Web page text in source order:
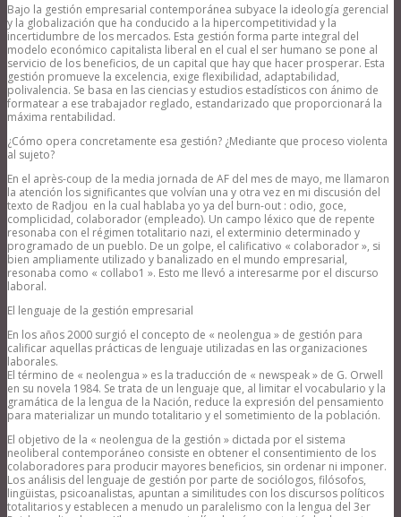
Bajo la gestión empresarial contemporánea subyace la ideología gerencial
y la globalización que ha conducido a la hipercompetitividad y la
incertidumbre de los mercados. Esta gestión forma parte integral del
modelo económico capitalista liberal en el cual el ser humano se pone al
servicio de los beneficios, de un capital que hay que hacer prosperar. Esta
gestión promueve la excelencia, exige flexibilidad, adaptabilidad,
polivalencia. Se basa en las ciencias y estudios estadísticos con ánimo de
formatear a ese trabajador reglado, estandarizado que proporcionará la
máxima rentabilidad.
¿Cómo opera concretamente esa gestión? ¿Mediante que proceso violenta
al sujeto?
En el après-coup de la media jornada de AF del mes de mayo, me llamaron
la atención los significantes que volvían una y otra vez en mi discusión del
texto de Radjou en la cual hablaba yo ya del burn-out : odio, goce,
complicidad, colaborador (empleado). Un campo léxico que de repente
resonaba con el régimen totalitario nazi, el exterminio determinado y
programado de un pueblo. De un golpe, el calificativo « colaborador », si
bien ampliamente utilizado y banalizado en el mundo empresarial,
resonaba como « collabo1 ». Esto me llevó a interesarme por el discurso
laboral.
El lenguaje de la gestión empresarial
En los años 2000 surgió el concepto de « neolengua » de gestión para
calificar aquellas prácticas de lenguaje utilizadas en las organizaciones
laborales.
El término de « neolengua » es la traducción de « newspeak » de G. Orwell
en su novela 1984. Se trata de un lenguaje que, al limitar el vocabulario y la
gramática de la lengua de la Nación, reduce la expresión del pensamiento
para materializar un mundo totalitario y el sometimiento de la población.
El objetivo de la « neolengua de la gestión » dictada por el sistema
neoliberal contemporáneo consiste en obtener el consentimiento de los
colaboradores para producir mayores beneficios, sin ordenar ni imponer.
Los análisis del lenguaje de gestión por parte de sociólogos, filósofos,
lingüistas, psicoanalistas, apuntan a similitudes con los discursos políticos
totalitarios y establecen a menudo un paralelismo con la lengua del 3er